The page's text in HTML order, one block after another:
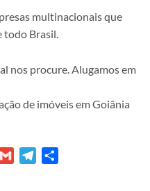
multinacionais que
todo Brasil.
nos procure. Alugamos em
de imóveis em Goiânia
Gmail Telegram